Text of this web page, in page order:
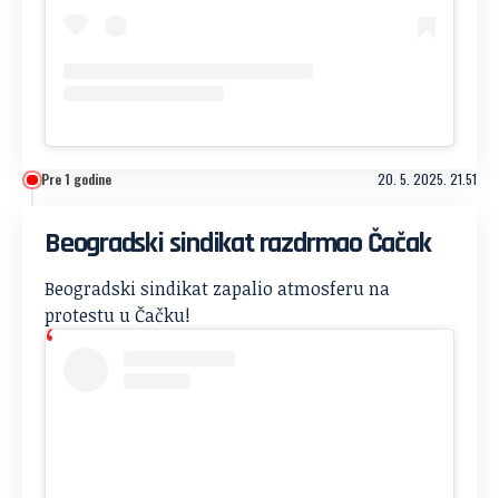
Pre 1 godine 20. 5. 2025. 21.51
Beogradski sindikat razdrmao Čačak
Beogradski sindikat zapalio atmosferu na
protestu u Čačku!